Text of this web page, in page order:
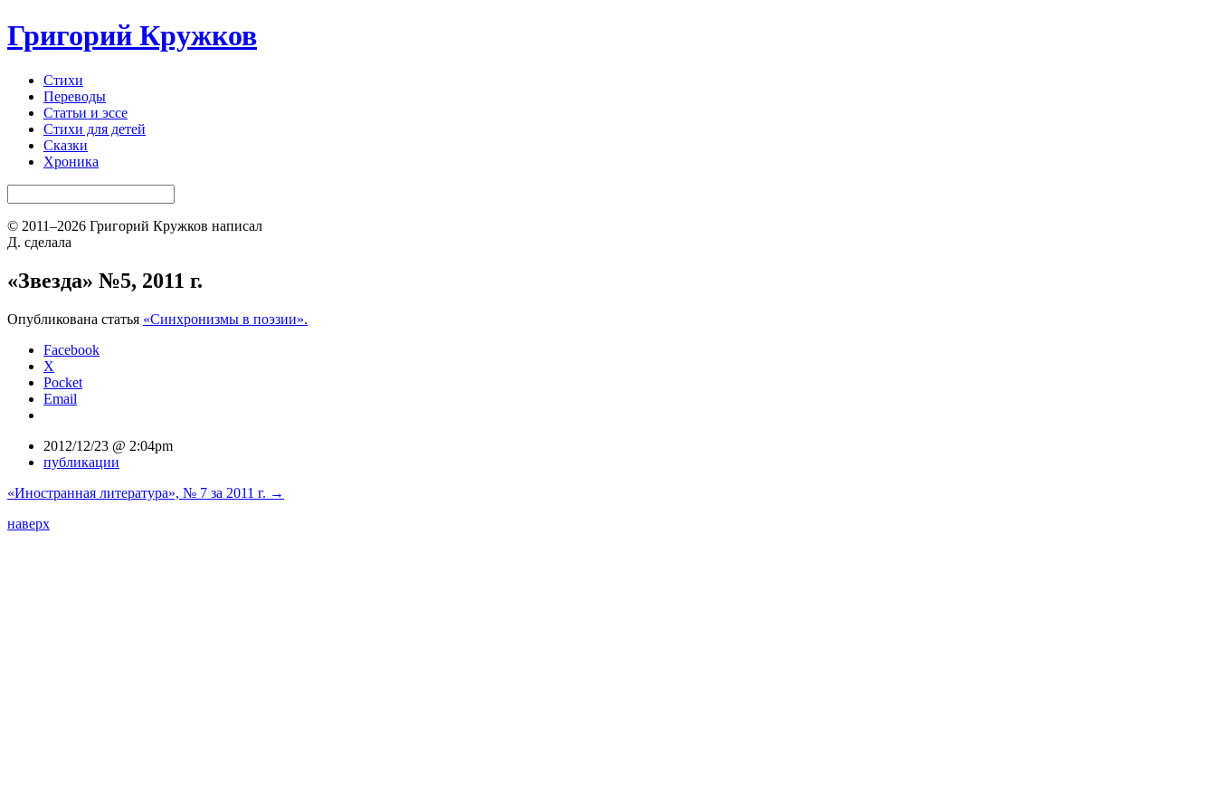
Григорий Кружков
Стихи
Переводы
Статьи и эссе
Стихи для детей
Сказки
Хроника
© 2011–2026 Григорий Кружков написал
Д. сделала
«Звезда» №5, 2011 г.
Опубликована статья «Синхронизмы в поэзии».
Facebook
X
Pocket
Email
2012/12/23 @ 2:04pm
публикации
«Иностранная литература», № 7 за 2011 г. →
наверх